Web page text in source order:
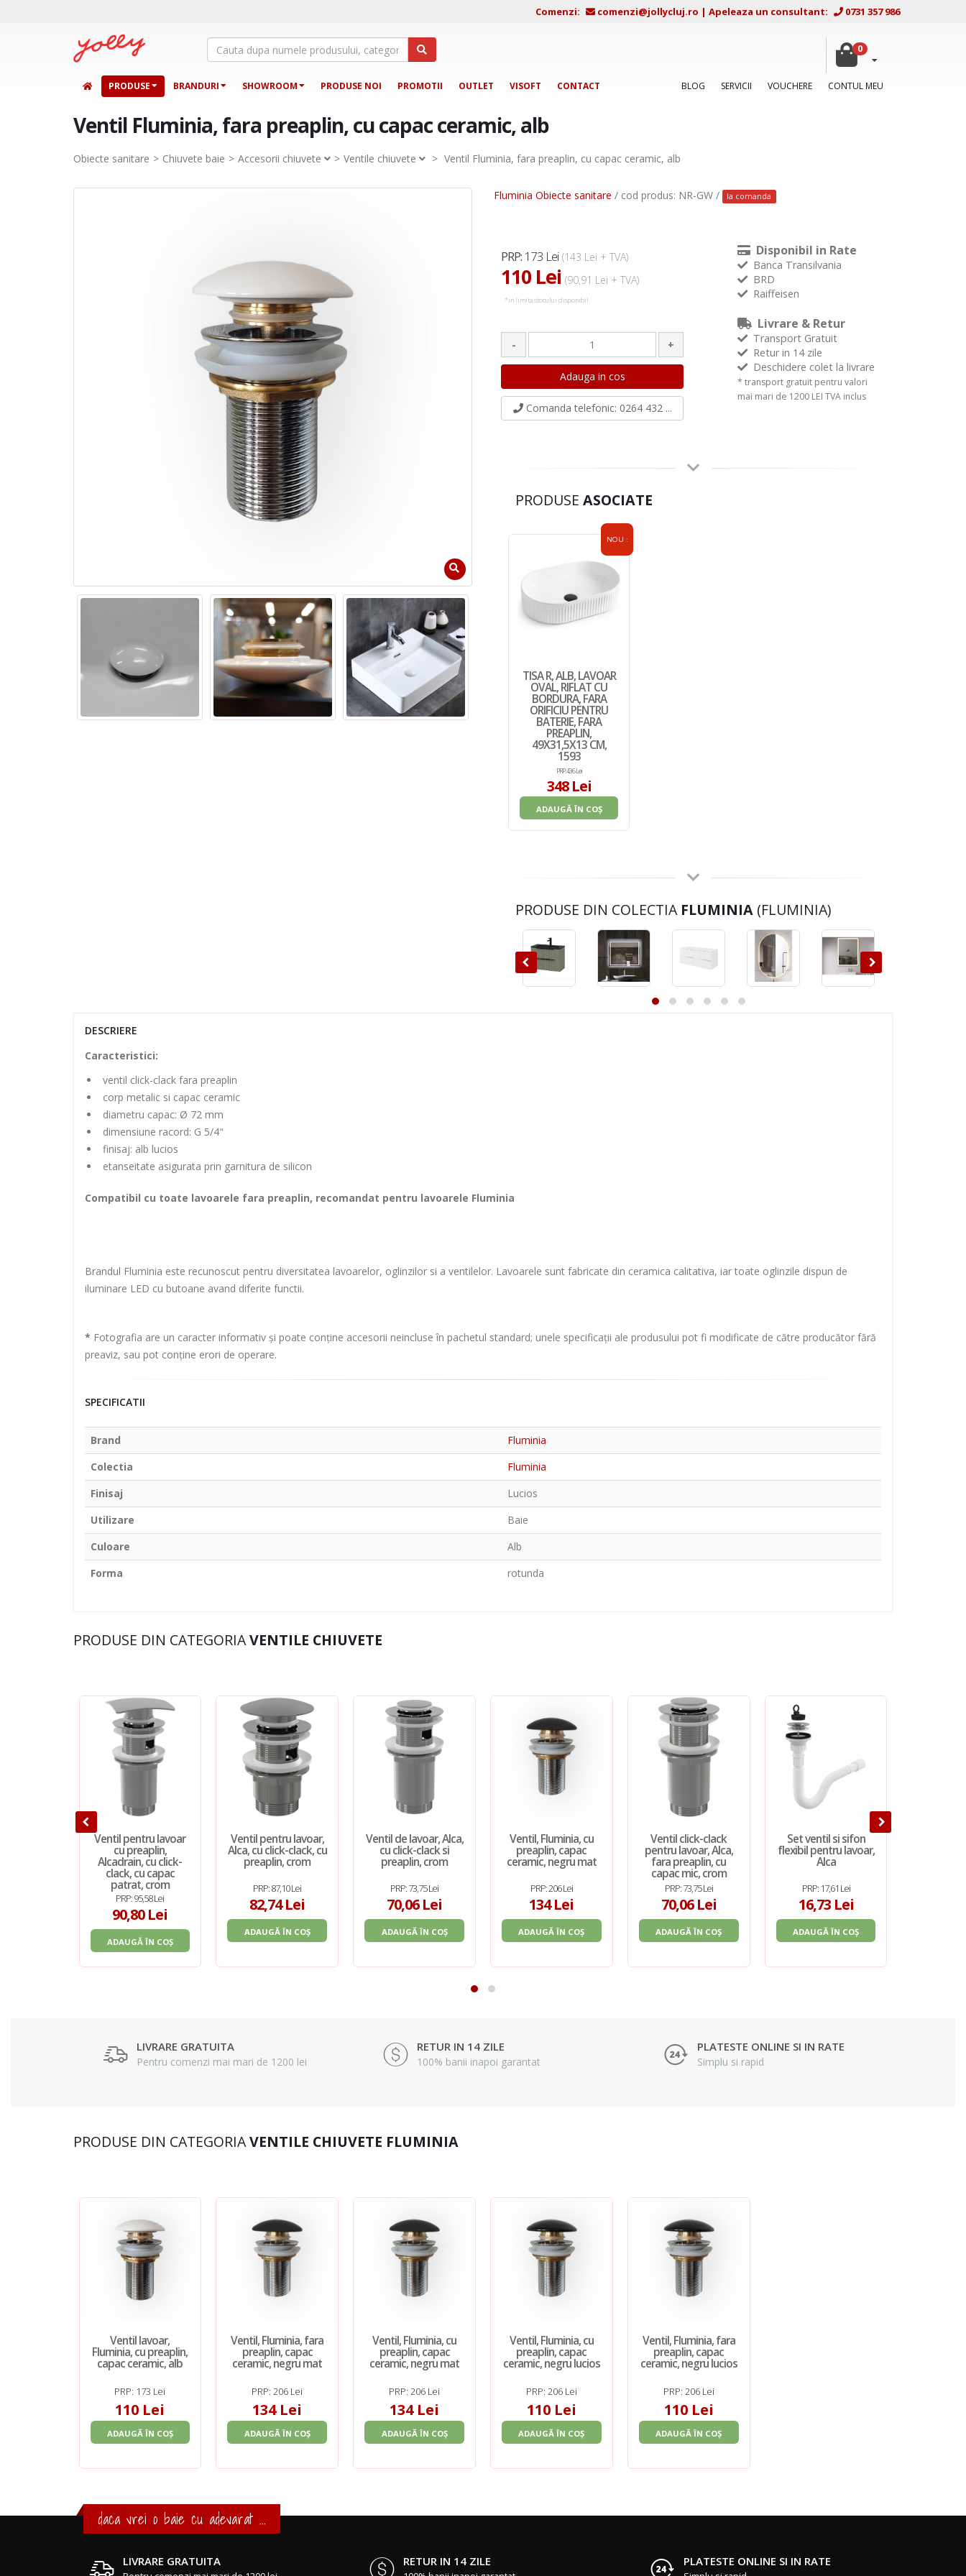
Comenzi: comenzi@jollycluj.ro | Apeleaza un consultant: 0731 357 986
0
PRODUSE BRANDURI SHOWROOM PRODUSE NOI PROMOTII OUTLET VISOFT CONTACT BLOG SERVICII VOUCHERE CONTUL MEU
Ventil Fluminia, fara preaplin, cu capac ceramic, alb
Obiecte sanitare Chiuvete baie Accesorii chiuvete Ventile chiuvete > Ventil Fluminia, fara preaplin, cu capac ceramic, alb
Fluminia Obiecte sanitare / cod produs: NR-GW / la comanda
PRP: 173 Lei (143 Lei + TVA)
110 Lei (90,91 Lei + TVA)
*in limita stocului disponibil
- +
Comanda telefonic: 0264 432 ...
Disponibil in Rate
Banca Transilvania
BRD
Raiffeisen
Livrare & Retur
Transport Gratuit
Retur in 14 zile
Deschidere colet la livrare
* transport gratuit pentru valori
mai mari de 1200 LEI TVA inclus
PRODUSE ASOCIATE
NOU :
TISA R, ALB, LAVOAR
OVAL, RIFLAT CU
BORDURA, FARA
ORIFICIU PENTRU
BATERIE, FARA
PREAPLIN,
49X31,5X13 CM,
1593
PRP: 436 Lei
348 Lei
ADAUGĂ ÎN COȘ
PRODUSE DIN COLECTIA FLUMINIA (FLUMINIA)
DESCRIERE
Caracteristici:
ventil click-clack fara preaplin
corp metalic si capac ceramic
diametru capac: Ø 72 mm
dimensiune racord: G 5/4"
finisaj: alb lucios
etanseitate asigurata prin garnitura de silicon
Compatibil cu toate lavoarele fara preaplin, recomandat pentru lavoarele Fluminia
Brandul Fluminia este recunoscut pentru diversitatea lavoarelor, oglinzilor si a ventilelor. Lavoarele sunt fabricate din ceramica calitativa, iar toate oglinzile dispun de
iluminare LED cu butoane avand diferite functii.
* Fotografia are un caracter informativ și poate conține accesorii neincluse în pachetul standard; unele specificații ale produsului pot fi modificate de către producător fără
preaviz, sau pot conține erori de operare.
SPECIFICATII
Brand
Fluminia
Colectia
Fluminia
Finisaj
Lucios
Utilizare
Baie
Culoare
Alb
Forma
rotunda
PRODUSE DIN CATEGORIAVENTILE CHIUVETE
Ventil pentru lavoar
cu preaplin,
Alcadrain, cu click-
clack, cu capac
patrat, crom
PRP: 95,58 Lei
90,80 Lei
ADAUGĂ ÎN COȘ
Ventil pentru lavoar,
Alca, cu click-clack, cu
preaplin, crom
PRP: 87,10 Lei
82,74 Lei
ADAUGĂ ÎN COȘ
Ventil de lavoar, Alca,
cu click-clack si
preaplin, crom
PRP: 73,75 Lei
70,06 Lei
ADAUGĂ ÎN COȘ
Ventil, Fluminia, cu
preaplin, capac
ceramic, negru mat
PRP: 206 Lei
134 Lei
ADAUGĂ ÎN COȘ
Ventil click-clack
pentru lavoar, Alca,
fara preaplin, cu
capac mic, crom
PRP: 73,75 Lei
70,06 Lei
ADAUGĂ ÎN COȘ
Set ventil si sifon
flexibil pentru lavoar,
Alca
PRP: 17,61 Lei
16,73 Lei
ADAUGĂ ÎN COȘ
LIVRARE GRATUITA
Pentru comenzi mai mari de 1200 lei
RETUR IN 14 ZILE
100% banii inapoi garantat
PLATESTE ONLINE SI IN RATE
Simplu si rapid
PRODUSE DIN CATEGORIAVENTILE CHIUVETE FLUMINIA
Ventil lavoar,
Fluminia, cu preaplin,
capac ceramic, alb
PRP: 173 Lei
110 Lei
ADAUGĂ ÎN COȘ
Ventil, Fluminia, fara
preaplin, capac
ceramic, negru mat
PRP: 206 Lei
134 Lei
ADAUGĂ ÎN COȘ
Ventil, Fluminia, cu
preaplin, capac
ceramic, negru mat
PRP: 206 Lei
134 Lei
ADAUGĂ ÎN COȘ
Ventil, Fluminia, cu
preaplin, capac
ceramic, negru lucios
PRP: 206 Lei
110 Lei
ADAUGĂ ÎN COȘ
Ventil, Fluminia, fara
preaplin, capac
ceramic, negru lucios
PRP: 206 Lei
110 Lei
ADAUGĂ ÎN COȘ
daca vrei o baie cu adevarat ...
LIVRARE GRATUITA RETUR IN 14 ZILE PLATESTE ONLINE SI IN RATE